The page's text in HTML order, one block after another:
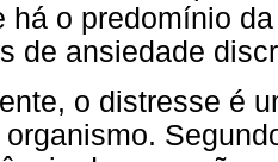
há o predomínio
de ansiedade
o distresse é